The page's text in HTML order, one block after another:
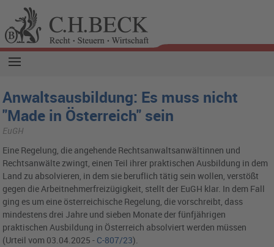
Anwaltsausbildung: Es muss nicht
"Made in Österreich" sein
EuGH
Eine Regelung, die angehende Rechtsanwaltsanwältinnen und
Rechtsanwälte zwingt, einen Teil ihrer praktischen Ausbildung in dem
Land zu absolvieren, in dem sie beruflich tätig sein wollen, verstößt
gegen die Arbeitnehmerfreizügigkeit, stellt der EuGH klar. In dem Fall
ging es um eine österreichische Regelung, die vorschreibt, dass
mindestens drei Jahre und sieben Monate der fünfjährigen
praktischen Ausbildung in Österreich absolviert werden müssen
(Urteil vom 03.04.2025 - C-807/23).